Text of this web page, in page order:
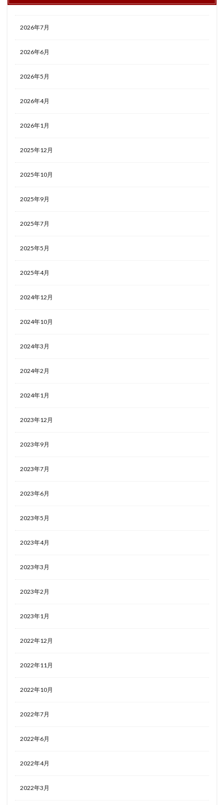
2026年7月
2026年6月
2026年5月
2026年4月
2026年1月
2025年12月
2025年10月
2025年9月
2025年7月
2025年5月
2025年4月
2024年12月
2024年10月
2024年3月
2024年2月
2024年1月
2023年12月
2023年9月
2023年7月
2023年6月
2023年5月
2023年4月
2023年3月
2023年2月
2023年1月
2022年12月
2022年11月
2022年10月
2022年7月
2022年6月
2022年4月
2022年3月